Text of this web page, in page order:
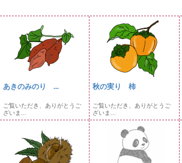
あきのみのり ...
ご覧いただき、ありがとうご
ざいま...
秋の実り 柿
ご覧いただき、ありがとうご
ざいま...